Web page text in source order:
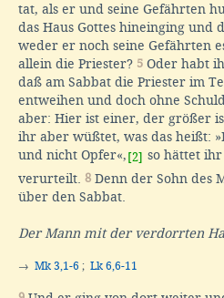
tat, als er und seine Gefährten
das Haus Gottes hineinging und
weder er noch seine Gefährten
allein die Priester? 5 Oder habt
daß am Sabbat die Priester im
entweihen und doch ohne
aber: Hier ist einer, der größer
ihr aber wüßtet, was das heißt:
und nicht Opfer«, [2] so hättet
verurteilt. 8 Denn der Sohn des
über den Sabbat.
Der Mann mit der verdorrten
→ Mk 3,1-6 ; Lk 6,6-11